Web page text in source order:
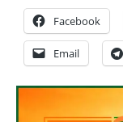
Facebook
Email